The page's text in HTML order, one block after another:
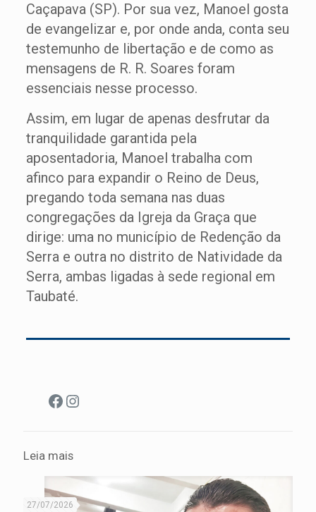
Caçapava (SP). Por sua vez, Manoel gosta
de evangelizar e, por onde anda, conta seu
testemunho de libertação e de como as
mensagens de R. R. Soares foram
essenciais nesse processo.
Assim, em lugar de apenas desfrutar da
tranquilidade garantida pela
aposentadoria, Manoel trabalha com
afinco para expandir o Reino de Deus,
pregando toda semana nas duas
congregações da Igreja da Graça que
dirige: uma no município de Redenção da
Serra e outra no distrito de Natividade da
Serra, ambas ligadas à sede regional em
Taubaté.
Facebook
Instagram
Leia mais
27/07/2026